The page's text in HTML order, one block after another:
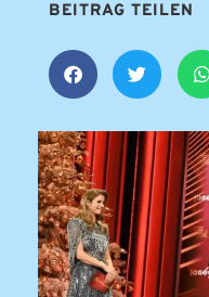
BEITRAG TEILEN